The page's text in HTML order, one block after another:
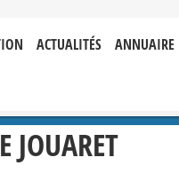
ACTUALITÉS ANNUAIRE
JOUARET